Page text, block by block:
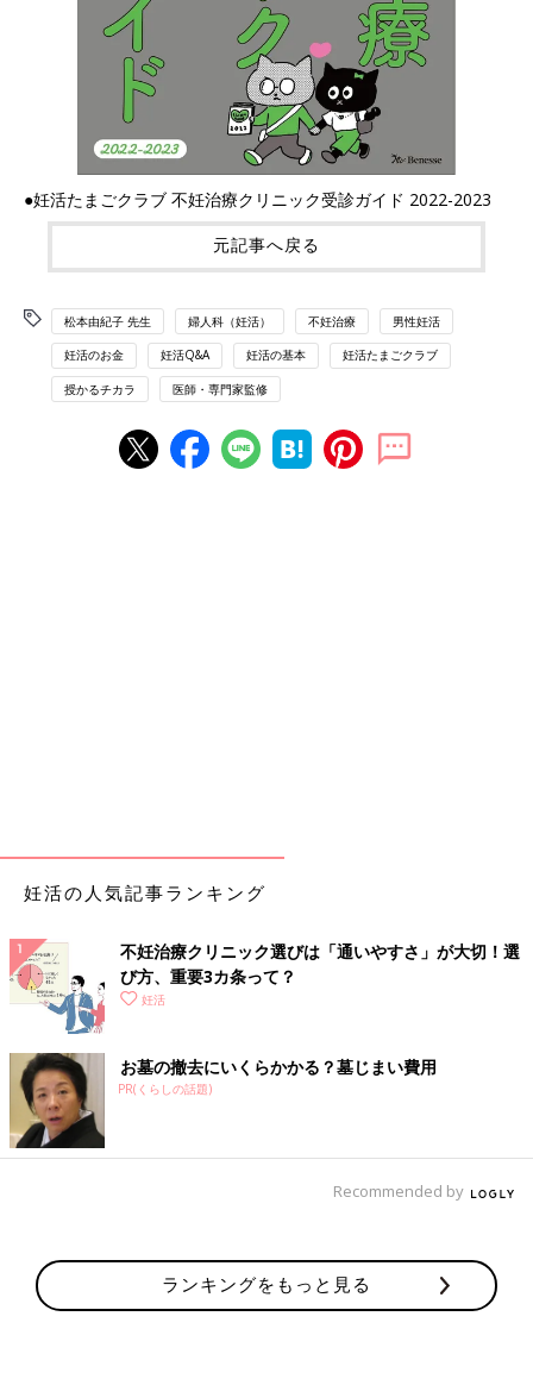
●妊活たまごクラブ 不妊治療クリニック受診ガイド 2022-2023
元記事へ戻る
松本由紀子 先生 婦人科（妊活） 不妊治療 男性妊活
妊活のお金 妊活Q&A 妊活の基本 妊活たまごクラブ
授かるチカラ 医師・専門家監修
妊活の人気記事ランキング
不妊治療クリニック選びは「通いやすさ」が大切！選
び方、重要3カ条って？
妊活
お墓の撤去にいくらかかる？墓じまい費用
PR(くらしの話題)
Recommended by
ランキングをもっと見る